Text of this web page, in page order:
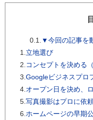
0.1.
▼今回の記事を
1. 立地選び
2. コンセプトを決める
3. Googleビジネスプロ
4. オープン日を決め、
5. 写真撮影はプロに依
6. ホームページの早期